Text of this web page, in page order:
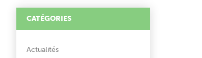
CATÉGORIES
Actualités